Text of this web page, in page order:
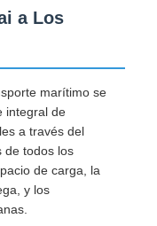
a Los
marítimo se
integral de
a través del
de todos los
de carga, la
y los